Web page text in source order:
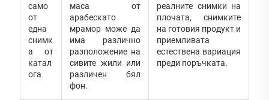
само
от
една
снимк
а от
катал
ога
маса от
арабескато
мрамор може да
има различно
разположение на
сивите жили или
различен бял
фон.
реалните снимки на
плочата, снимките
на готовия продукт и
приемливата
естествена вариация
преди поръчката.